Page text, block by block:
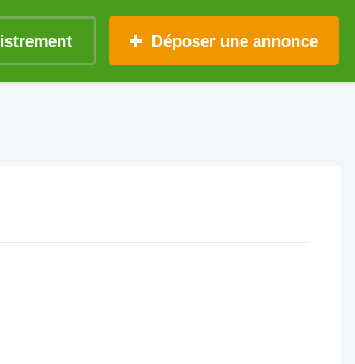
Déposer une annonce